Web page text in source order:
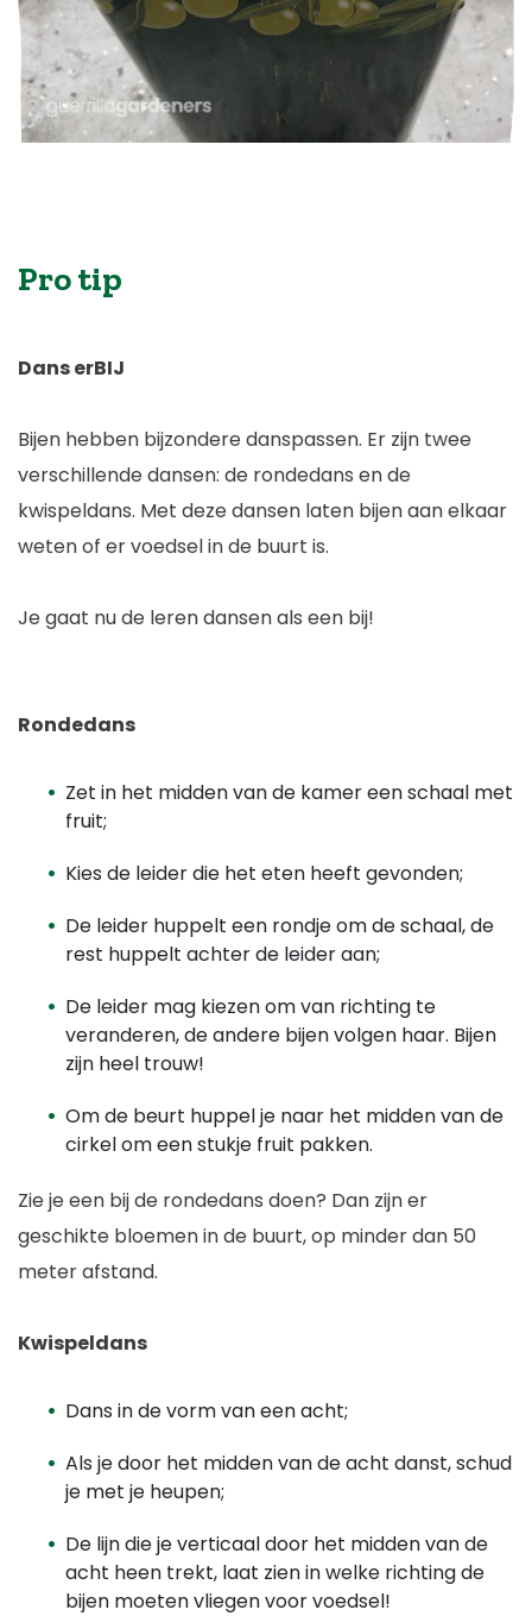
Pro tip
Dans erBIJ
Bijen hebben bijzondere danspassen. Er zijn twee
verschillende dansen: de rondedans en de
kwispeldans. Met deze dansen laten bijen aan elkaar
weten of er voedsel in de buurt is.
Je gaat nu de leren dansen als een bij!
Rondedans
Zet in het midden van de kamer een schaal met
fruit;
Kies de leider die het eten heeft gevonden;
De leider huppelt een rondje om de schaal, de
rest huppelt achter de leider aan;
De leider mag kiezen om van richting te
veranderen, de andere bijen volgen haar. Bijen
zijn heel trouw!
Om de beurt huppel je naar het midden van de
cirkel om een stukje fruit pakken.
Zie je een bij de rondedans doen? Dan zijn er
geschikte bloemen in de buurt, op minder dan 50
meter afstand.
Kwispeldans
Dans in de vorm van een acht;
Als je door het midden van de acht danst, schud
je met je heupen;
De lijn die je verticaal door het midden van de
acht heen trekt, laat zien in welke richting de
bijen moeten vliegen voor voedsel!